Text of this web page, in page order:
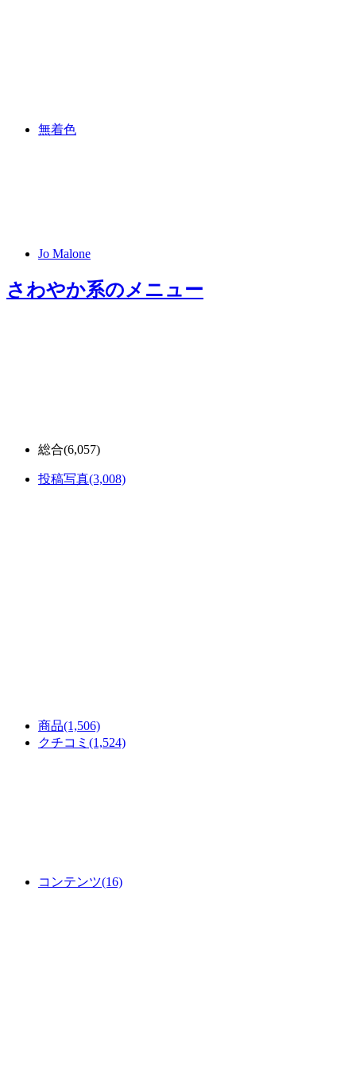
無着色
Jo Malone
さわやか系のメニュー
総合(6,057)
投稿写真(3,008)
商品(1,506)
クチコミ (1,524)
コンテンツ(16)